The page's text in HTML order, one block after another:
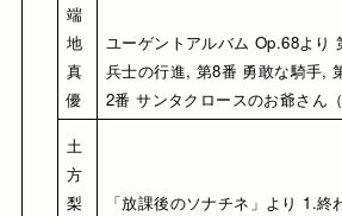
端
地
真
優
ユーゲントアルバム Op.68より
兵士の行進, 第8番 勇敢な騎手,
2番 サンタクロースのお爺さん（
土
方
梨
「放課後のソナチネ」より 1.